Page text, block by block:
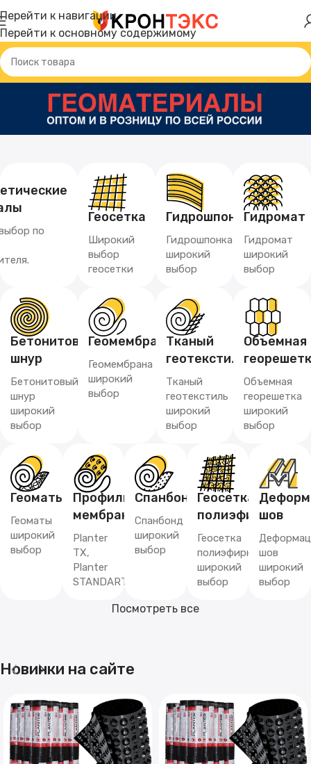
Перейти к навигации
Перейти к основному содержимому
по
Геосетка
Широкий
выбор
геосетки
Гидрошпонка
Гидрошпонка
широкий
выбор
Гидромат
Гидромат
широкий
выбор
Бетонитовый
шнур
Бетонитовый
шнур
широкий
выбор
Геомембрана
Геомембрана
широкий
выбор
Тканый
геотекстиль
Тканый
геотекстиль
широкий
выбор
Объемная
Объемная
георешетка
широкий
выбор
Геоматы
Геоматы
широкий
выбор
Профилированная
мембрана
Planter
TX,
Planter
STANDART
Спанбонд
Спанбонд
широкий
выбор
Геосетка
полиэфирная
Геосетка
полиэфирная
широкий
выбор
шов
шов
широкий
выбор
Посмотреть все
Новинки на сайте